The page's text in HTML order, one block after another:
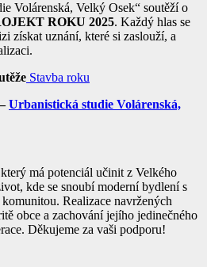
Volárenská, Velký Osek“ soutěží o
ROKU 2025. Každý hlas se
získat uznání, které si zaslouží, a
Stavba roku
Urbanistická studie Volárenská,
má potenciál učinit z Velkého
kde se snoubí moderní bydlení s
Realizace navržených
obce a zachování jejího jedinečného
Děkujeme za vaši podporu!